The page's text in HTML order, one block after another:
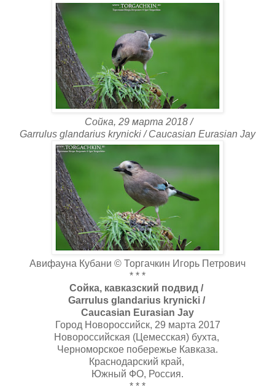
Сойка, 29 марта 2018 /
Garrulus glandarius krynicki / Caucasian Eurasian Jay
Авифауна Кубани © Торгачкин Игорь Петрович
* * *
Сойка, кавказский подвид /
Garrulus glandarius krynicki /
Caucasian Eurasian Jay
Город Новороссийск, 29 марта 2017
Новороссийская (Цемесская) бухта,
Черноморское побережье Кавказа.
Краснодарский край,
Южный ФО, Россия.
* * *